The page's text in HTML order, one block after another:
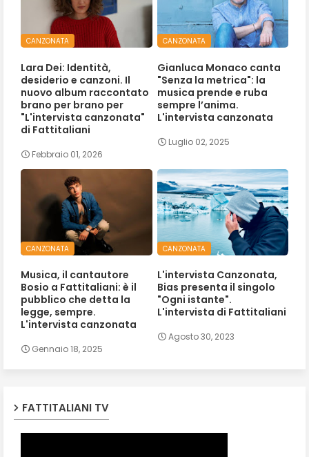
CANZONATA
Lara Dei: Identità,
desiderio e canzoni. Il
nuovo album raccontato
brano per brano per
"L'intervista canzonata"
di Fattitaliani
Febbraio 01, 2026
CANZONATA
Gianluca Monaco canta
"Senza la metrica": la
musica prende e ruba
sempre l’anima.
L'intervista canzonata
Luglio 02, 2025
CANZONATA
Musica, il cantautore
Bosio a Fattitaliani: è il
pubblico che detta la
legge, sempre.
L'intervista canzonata
Gennaio 18, 2025
CANZONATA
L'intervista Canzonata,
Bias presenta il singolo
"Ogni istante".
L'intervista di Fattitaliani
Agosto 30, 2023
FATTITALIANI TV